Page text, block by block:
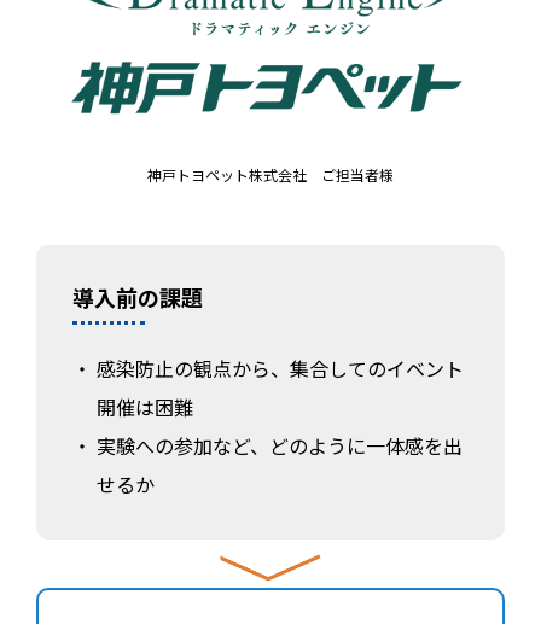
神戸トヨペット株式会社 ご担当者様
導入前の課題
感染防止の観点から、集合してのイベント
開催は困難
実験への参加など、どのように一体感を出
せるか